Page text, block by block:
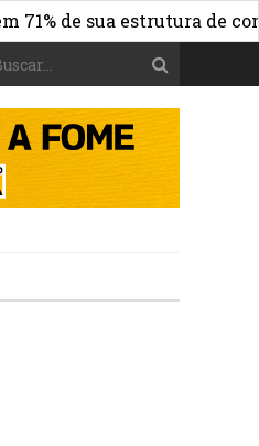
sua estrutura de concreto